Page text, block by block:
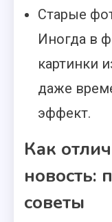
Старые
Иногда в
картинки
даже
эффект.
Как
новость:
советы